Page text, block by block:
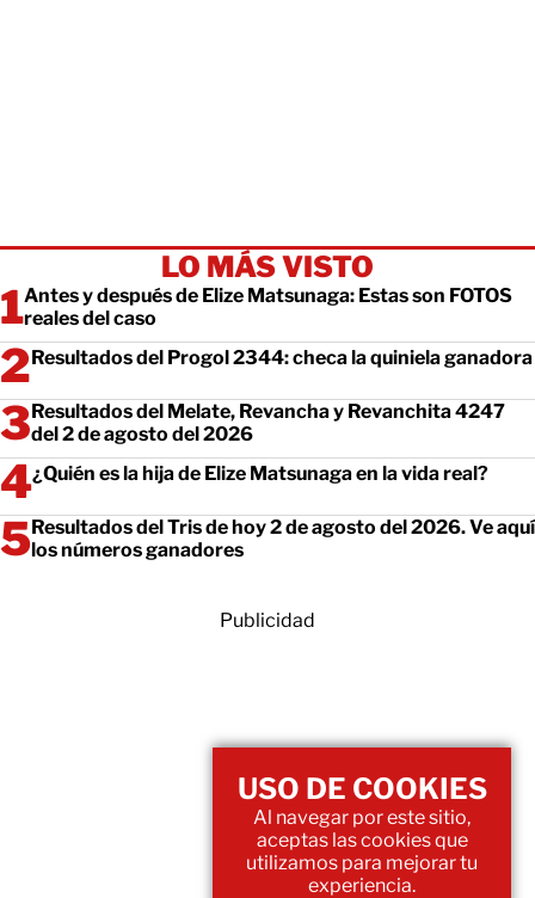
LO MÁS VISTO
Antes y después de Elize Matsunaga: Estas son FOTOS
reales del caso
Resultados del Progol 2344: checa la quiniela ganadora
Resultados del Melate, Revancha y Revanchita 4247
del 2 de agosto del 2026
¿Quién es la hija de Elize Matsunaga en la vida real?
Resultados del Tris de hoy 2 de agosto del 2026. Ve aquí
los números ganadores
Publicidad
USO DE COOKIES
Al navegar por este sitio,
aceptas las cookies que
utilizamos para mejorar tu
experiencia.